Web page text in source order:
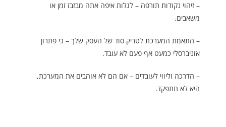
– זיהוי נקודות תורפה – לגלות איפה אתה מבזבז זמן או
משאבים.
– התאמת המערכת לטריק סוד של העסק שלך – כי פתרון
אוניברסלי כמעט אף פעם לא עובד.
– הדרכה וליווי לעובדים – אם הם לא אוהבים את המערכת,
היא לא תתפקד.